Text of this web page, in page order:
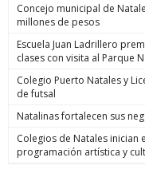
Concejo municipal de
millones de pesos
Escuela Juan Ladrillero
clases con visita al Parque
Colegio Puerto Natales y
de futsal
Natalinas fortalecen sus
Colegios de Natales inician
programación artística y